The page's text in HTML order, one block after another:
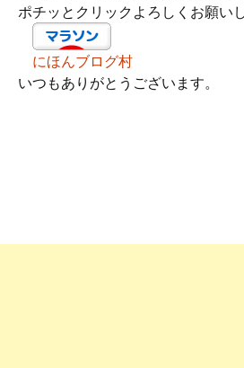
ポチッとクリックよろしくお願いし
にほんブログ村
いつもありがとうございます。